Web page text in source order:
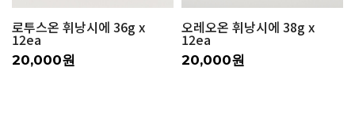
로투스온 휘낭시에 36g x
12ea
20,000원
오레오온 휘낭시에 38g x
12ea
20,000원